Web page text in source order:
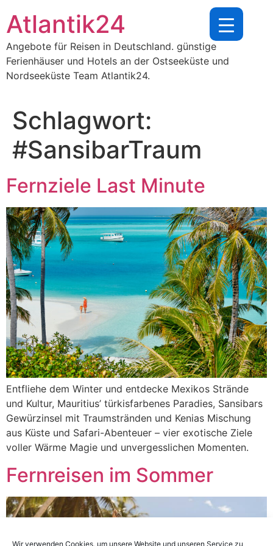
Wir verwenden Cookies, um unsere Website und unseren Service zu
Inhalt
springen
Atlantik24
Angebote für Reisen in Deutschland. günstige
Ferienhäuser und Hotels an der Ostseeküste und
Nordseeküste Team Atlantik24.
Schlagwort:
#SansibarTraum
Fernziele Last Minute
Entfliehe dem Winter und entdecke Mexikos Strände
und Kultur, Mauritius’ türkisfarbenes Paradies, Sansibars
Gewürzinsel mit Traumstränden und Kenias Mischung
aus Küste und Safari-Abenteuer – vier exotische Ziele
voller Wärme Magie und unvergesslichen Momenten.
Fernreisen im Sommer